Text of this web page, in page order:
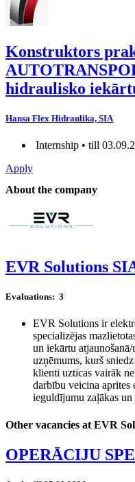
Konstruktors
hidraulisko
Hansa Flex Hidraulika, SIA
Internship • till
Apply
About the company
EVR Solutions
Evaluations: 3
EVR Solutions ir
specializējas
un iekārtu
uzņēmums, kurš
klienti uzticas vairāk
darbību veicina aprites
ieguldījumu zaļākas un
Other vacancies at EVR
OPERĀCIJU